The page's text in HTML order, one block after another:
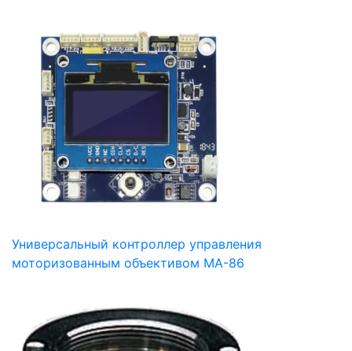
Универсальный контроллер управления
моторизованным объективом MA-86